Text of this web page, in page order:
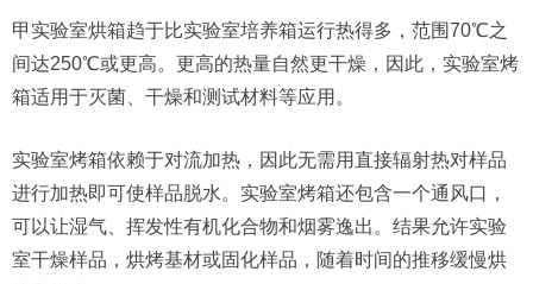
甲实验室烘箱趋于比实验室培养箱运行热得多，范围70℃之
间达250℃或更高。更高的热量自然更干燥，因此，实验室烤
箱适用于灭菌、干燥和测试材料等应用。
实验室烤箱依赖于对流加热，因此无需用直接辐射热对样品
进行加热即可使样品脱水。实验室烤箱还包含一个通风口，
可以让湿气、挥发性有机化合物和烟雾逸出。结果允许实验
室干燥样品，烘烤基材或固化样品，随着时间的推移缓慢烘